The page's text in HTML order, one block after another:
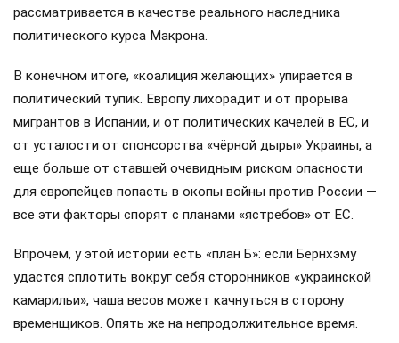
рассматривается в качестве реального наследника
политического курса Макрона.
В конечном итоге, «коалиция желающих» упирается в
политический тупик. Европу лихорадит и от прорыва
мигрантов в Испании, и от политических качелей в ЕС, и
от усталости от спонсорства «чёрной дыры» Украины, а
еще больше от ставшей очевидным риском опасности
для европейцев попасть в окопы войны против России —
все эти факторы спорят с планами «ястребов» от ЕС.
Впрочем, у этой истории есть «план Б»: если Бернхэму
удастся сплотить вокруг себя сторонников «украинской
камарильи», чаша весов может качнуться в сторону
временщиков. Опять же на непродолжительное время.